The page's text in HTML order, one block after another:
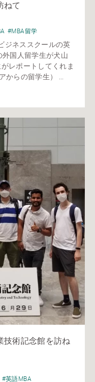
ねて
#MBA留学
ジネススクールの英
国人留学生が犬山
レポートしてくれま
からの留学生） ...
技術記念館を訪ね
#英語MBA